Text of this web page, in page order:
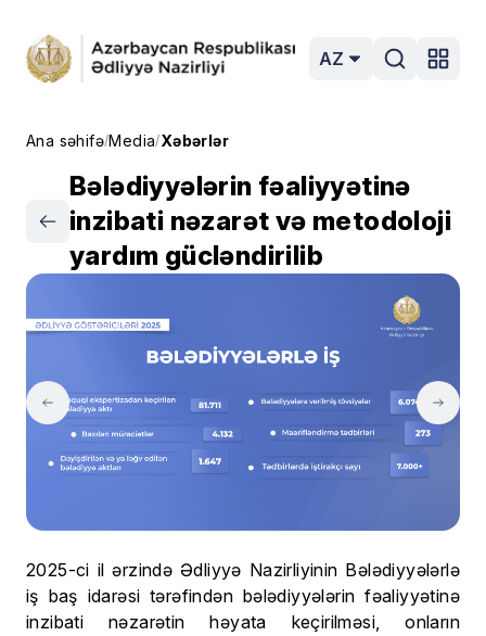
AZ
Ana səhifə/Media/Xəbərlər
Bələdiyyələrin fəaliyyətinə
inzibati nəzarət və metodoloji
yardım gücləndirilib
2025-ci il ərzində Ədliyyə Nazirliyinin Bələdiyyələrlə
iş baş idarəsi tərəfindən bələdiyyələrin fəaliyyətinə
inzibati nəzarətin həyata keçirilməsi, onların